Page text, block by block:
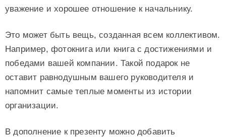
уважение и хорошее отношение к начальнику.
Это может быть вещь, созданная всем коллективом.
Например, фотокнига или книга с достижениями и
победами вашей компании. Такой подарок не
оставит равнодушным вашего руководителя и
напомнит самые теплые моменты из истории
организации.
В дополнение к презенту можно добавить